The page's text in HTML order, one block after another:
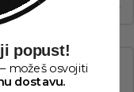
popust!
možeš osvojiti
dostavu.